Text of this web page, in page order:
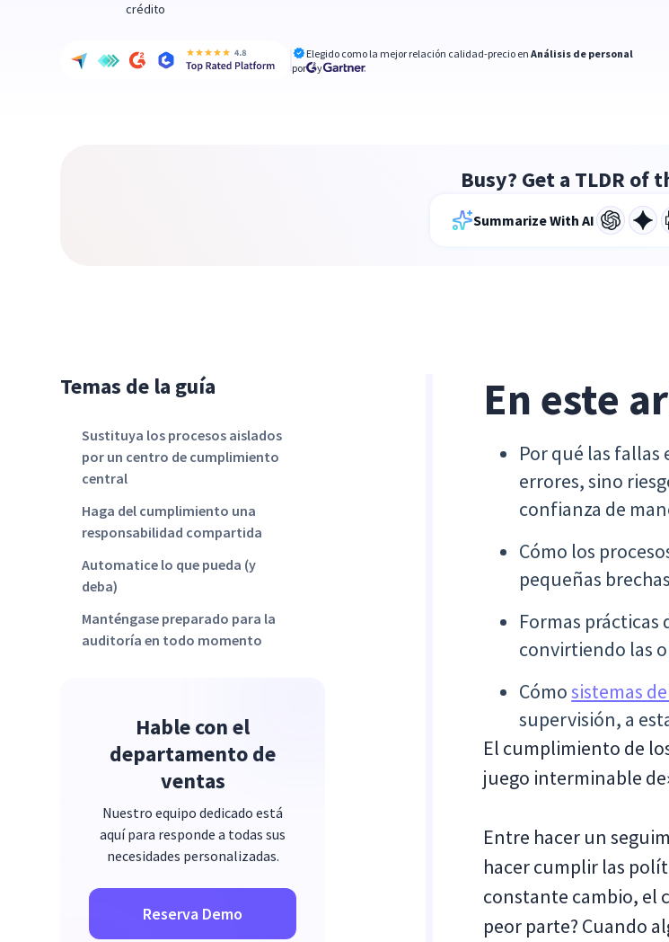
crédito
Elegido como la mejor relación calidad-precio enAnálisis de personal
por
y
Busy? Get a TLDR of
Summarize With AI
Temas de la guía
Sustituya los procesos aislados
por un centro de cumplimiento
central
Haga del cumplimiento una
responsabilidad compartida
Automatice lo que pueda (y
deba)
Manténgase preparado para la
auditoría en todo momento
Hable con el
departamento de
ventas
Nuestro equipo dedicado está
aquí para responde a todas sus
necesidades personalizadas.
Reserva Demo
En este
Por qué las
errores, sino
confianza de
Cómo los
pequeñas
Formas
convirtiendo las
Cómosistemas
supervisión, a
El cumplimiento de
juego interminable
Entre hacer un
hacer cumplir las
constante cambio, el
peor parte? Cuando